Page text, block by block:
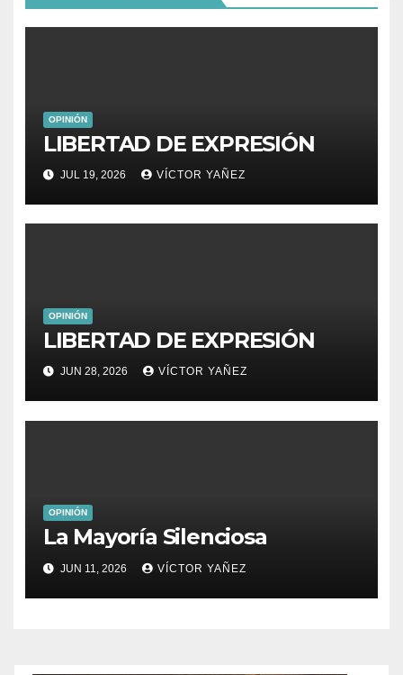
OPINIÓN
LIBERTAD DE EXPRESIÓN
JUL 19, 2026 VÍCTOR YAÑEZ
OPINIÓN
LIBERTAD DE EXPRESIÓN
JUN 28, 2026 VÍCTOR YAÑEZ
OPINIÓN
La Mayoría Silenciosa
JUN 11, 2026 VÍCTOR YAÑEZ